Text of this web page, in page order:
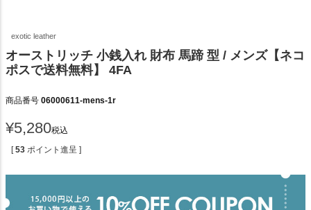
exotic leather
オーストリッチ 小銭入れ 財布 馬蹄 型 / メンズ【ネコ
ポスで送料無料】 4FA
商品番号 06000611-mens-1r
¥5,280税込
[ 53 ポイント進呈 ]